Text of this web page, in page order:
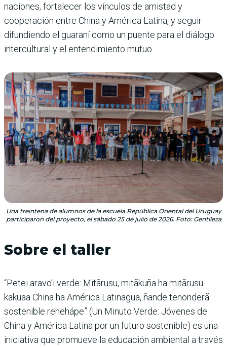
naciones, fortalecer los vínculos de amistad y
cooperación entre China y América Latina, y seguir
difundiendo el guaraní como un puente para el diálogo
intercultural y el entendimiento mutuo.
Una treintena de alumnos de la escuela República Oriental del Uruguay
participaron del proyecto, el sábado 25 de julio de 2026. Foto: Gentileza
Sobre el taller
“Petei aravo’i verde: Mitãrusu, mitãkuña ha mitãrusu
kakuaa China ha América Latinagua, ñande tenonderã
sostenible rehehápe” (Un Minuto Verde: Jóvenes de
China y América Latina por un futuro sostenible) es una
iniciativa que promueve la educación ambiental a través